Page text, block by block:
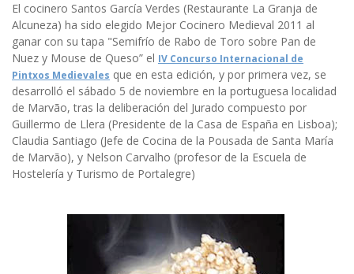
El cocinero Santos García Verdes (Restaurante La Granja de
Alcuneza) ha sido elegido Mejor Cocinero Medieval 2011 al
ganar con su tapa "Semifrío de Rabo de Toro sobre Pan de
Nuez y Mouse de Queso” el IV Concurso Internacional de
Pintxos Medievales que en esta edición, y por primera vez, se
desarrolló el sábado 5 de noviembre en la portuguesa localidad
de Marvão, tras la deliberación del Jurado compuesto por
Guillermo de Llera (Presidente de la Casa de España en Lisboa);
Claudia Santiago (Jefe de Cocina de la Pousada de Santa María
de Marvão), y Nelson Carvalho (profesor de la Escuela de
Hostelería y Turismo de Portalegre)